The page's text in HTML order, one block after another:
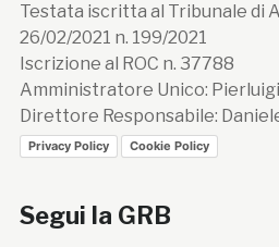
Testata iscritta al Tribunale di
26/02/2021 n. 199/2021
Iscrizione al ROC n. 37788
Amministratore Unico:
Direttore Responsabile:
Privacy Policy Cookie Policy
Segui la GRB